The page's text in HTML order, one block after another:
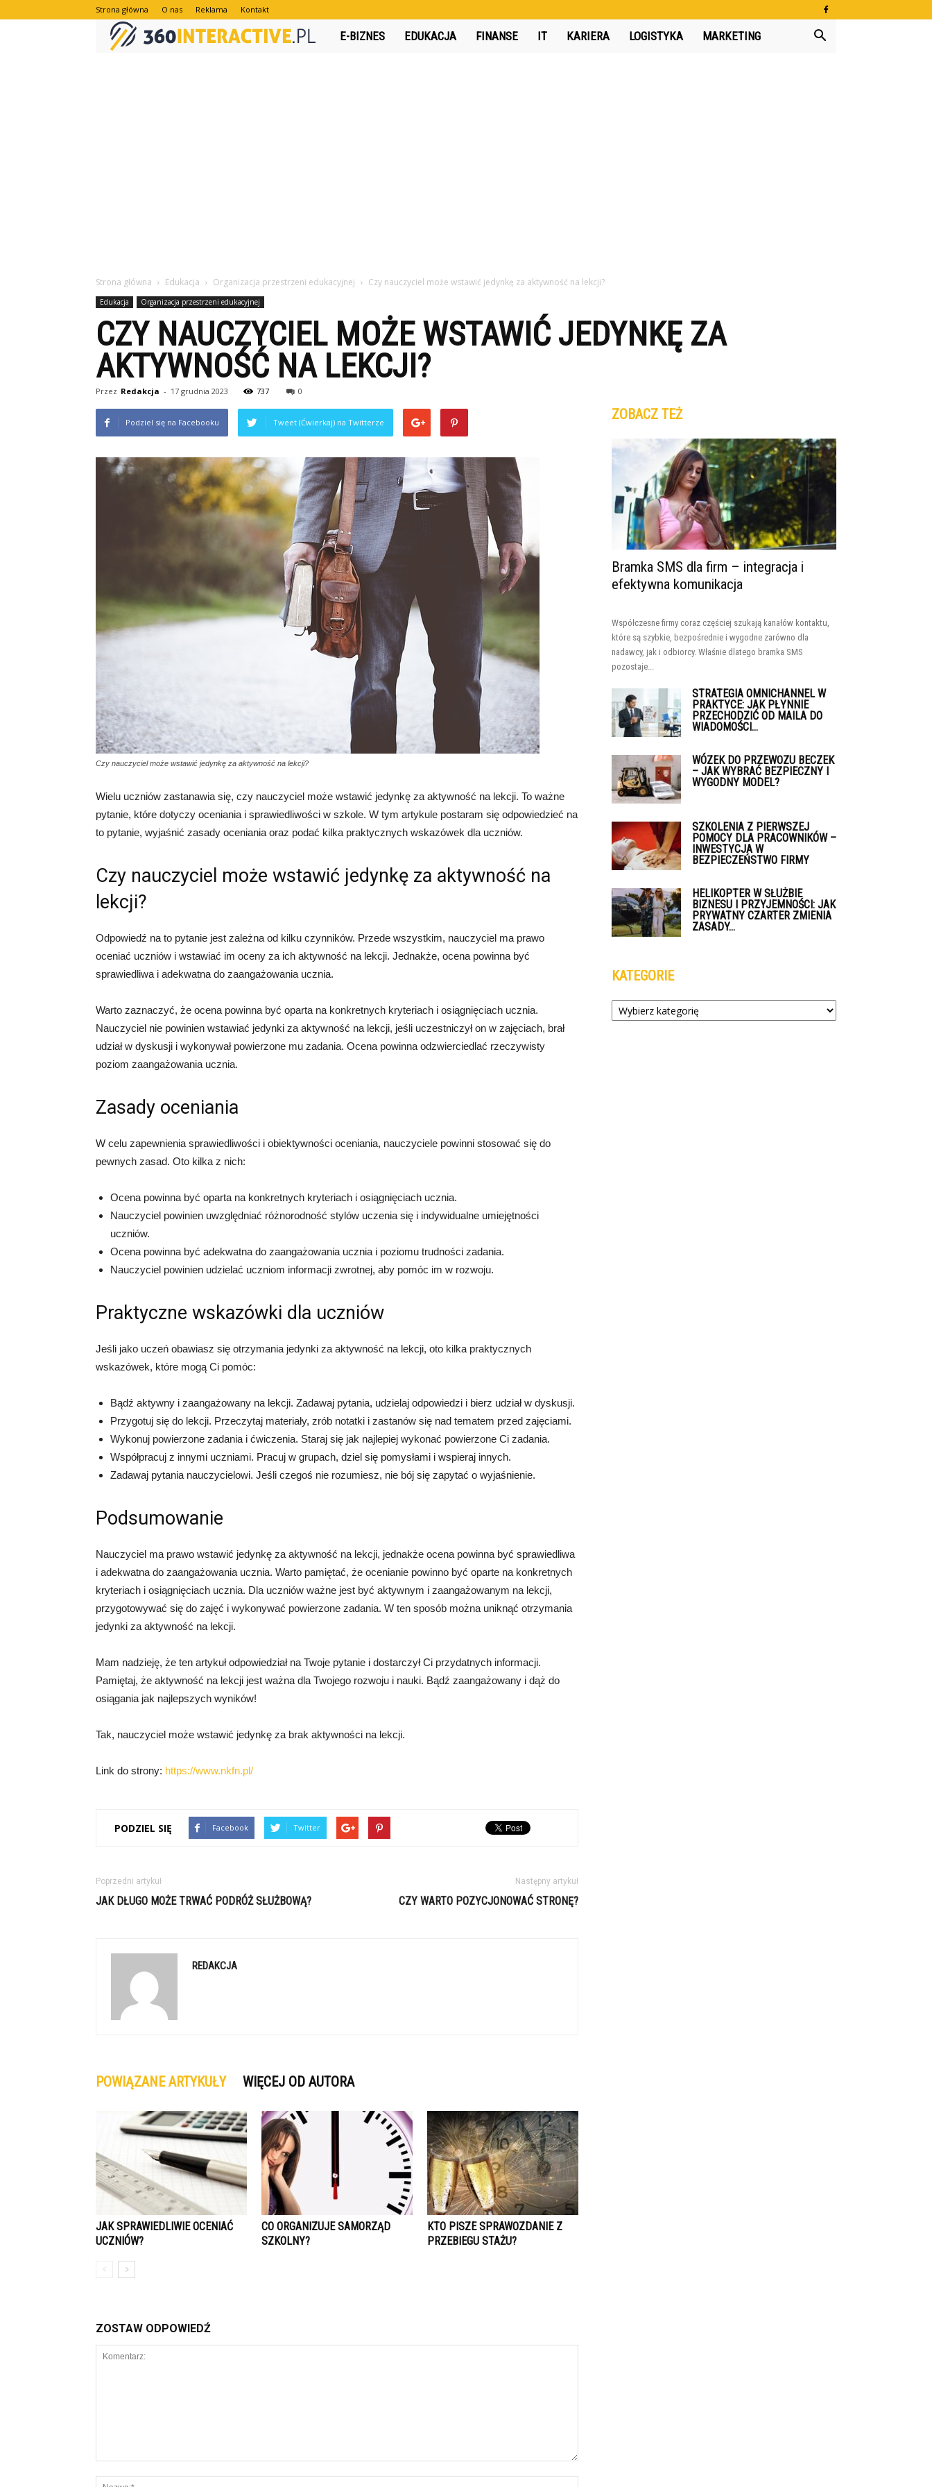
Strona główna O nas Reklama Kontakt
360interactive.pl
E-BIZNES EDUKACJA FINANSE IT KARIERA LOGISTYKA MARKETING
Strona główna Edukacja Organizacja przestrzeni edukacyjnej Czy nauczyciel może wstawić jedynkę za aktywność na lekcji?
Edukacja Organizacja przestrzeni edukacyjnej
CZY NAUCZYCIEL MOŻE WSTAWIĆ JEDYNKĘ ZA
AKTYWNOŚĆ NA LEKCJI?
Przez Redakcja - 17 grudnia 2023 737 0
Podziel się na Facebooku Tweet (Ćwierkaj) na Twitterze
Czy nauczyciel może wstawić jedynkę za aktywność na lekcji?
Wielu uczniów zastanawia się, czy nauczyciel może wstawić jedynkę za aktywność na lekcji. To ważne
pytanie, które dotyczy oceniania i sprawiedliwości w szkole. W tym artykule postaram się odpowiedzieć na
to pytanie, wyjaśnić zasady oceniania oraz podać kilka praktycznych wskazówek dla uczniów.
Czy nauczyciel może wstawić jedynkę za aktywność na
lekcji?
Odpowiedź na to pytanie jest zależna od kilku czynników. Przede wszystkim, nauczyciel ma prawo
oceniać uczniów i wstawiać im oceny za ich aktywność na lekcji. Jednakże, ocena powinna być
sprawiedliwa i adekwatna do zaangażowania ucznia.
Warto zaznaczyć, że ocena powinna być oparta na konkretnych kryteriach i osiągnięciach ucznia.
Nauczyciel nie powinien wstawiać jedynki za aktywność na lekcji, jeśli uczestniczył on w zajęciach, brał
udział w dyskusji i wykonywał powierzone mu zadania. Ocena powinna odzwierciedlać rzeczywisty
poziom zaangażowania ucznia.
Zasady oceniania
W celu zapewnienia sprawiedliwości i obiektywności oceniania, nauczyciele powinni stosować się do
pewnych zasad. Oto kilka z nich:
Ocena powinna być oparta na konkretnych kryteriach i osiągnięciach ucznia.
Nauczyciel powinien uwzględniać różnorodność stylów uczenia się i indywidualne umiejętności
uczniów.
Ocena powinna być adekwatna do zaangażowania ucznia i poziomu trudności zadania.
Nauczyciel powinien udzielać uczniom informacji zwrotnej, aby pomóc im w rozwoju.
Praktyczne wskazówki dla uczniów
Jeśli jako uczeń obawiasz się otrzymania jedynki za aktywność na lekcji, oto kilka praktycznych
wskazówek, które mogą Ci pomóc:
Bądź aktywny i zaangażowany na lekcji. Zadawaj pytania, udzielaj odpowiedzi i bierz udział w dyskusji.
Przygotuj się do lekcji. Przeczytaj materiały, zrób notatki i zastanów się nad tematem przed zajęciami.
Wykonuj powierzone zadania i ćwiczenia. Staraj się jak najlepiej wykonać powierzone Ci zadania.
Współpracuj z innymi uczniami. Pracuj w grupach, dziel się pomysłami i wspieraj innych.
Zadawaj pytania nauczycielowi. Jeśli czegoś nie rozumiesz, nie bój się zapytać o wyjaśnienie.
Podsumowanie
Nauczyciel ma prawo wstawić jedynkę za aktywność na lekcji, jednakże ocena powinna być sprawiedliwa
i adekwatna do zaangażowania ucznia. Warto pamiętać, że ocenianie powinno być oparte na konkretnych
kryteriach i osiągnięciach ucznia. Dla uczniów ważne jest być aktywnym i zaangażowanym na lekcji,
przygotowywać się do zajęć i wykonywać powierzone zadania. W ten sposób można uniknąć otrzymania
jedynki za aktywność na lekcji.
Mam nadzieję, że ten artykuł odpowiedział na Twoje pytanie i dostarczył Ci przydatnych informacji.
Pamiętaj, że aktywność na lekcji jest ważna dla Twojego rozwoju i nauki. Bądź zaangażowany i dąż do
osiągania jak najlepszych wyników!
Tak, nauczyciel może wstawić jedynkę za brak aktywności na lekcji.
Link do strony: https://www.nkfn.pl/
PODZIEL SIĘ Facebook Twitter
Poprzedni artykuł
JAK DŁUGO MOŻE TRWAĆ PODRÓŻ SŁUŻBOWĄ?
Następny artykuł
CZY WARTO POZYCJONOWAĆ STRONĘ?
REDAKCJA
POWIĄZANE ARTYKUŁY WIĘCEJ OD AUTORA
JAK SPRAWIEDLIWIE OCENIAĆ
UCZNIÓW?
CO ORGANIZUJE SAMORZĄD
SZKOLNY?
KTO PISZE SPRAWOZDANIE Z
PRZEBIEGU STAŻU?
ZOSTAW ODPOWIEDŹ
ZOBACZ TEŻ
Bramka SMS dla firm – integracja i
efektywna komunikacja
Współczesne firmy coraz częściej szukają kanałów kontaktu,
które są szybkie, bezpośrednie i wygodne zarówno dla
nadawcy, jak i odbiorcy. Właśnie dlatego bramka SMS
pozostaje...
STRATEGIA OMNICHANNEL W
PRAKTYCE: JAK PŁYNNIE
PRZECHODZIĆ OD MAILA DO
WIADOMOŚCI...
WÓZEK DO PRZEWOZU BECZEK
– JAK WYBRAĆ BEZPIECZNY I
WYGODNY MODEL?
SZKOLENIA Z PIERWSZEJ
POMOCY DLA PRACOWNIKÓW –
INWESTYCJA W
BEZPIECZEŃSTWO FIRMY
HELIKOPTER W SŁUŻBIE
BIZNESU I PRZYJEMNOŚCI: JAK
PRYWATNY CZARTER ZMIENIA
ZASADY...
KATEGORIE
Kategorie